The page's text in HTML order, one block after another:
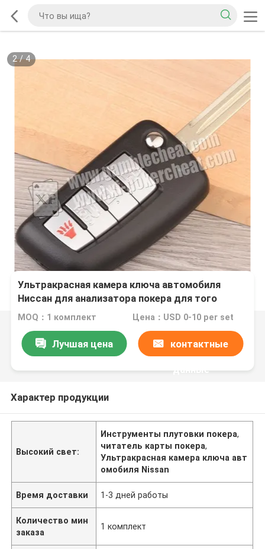
2/4
Ультракрасная камера ключа автомобиля
Ниссан для анализатора покера для того
чтобы просмотреть маркировку невидимых
MOQ：1 комплект Цена：USD 0-10 per set
Лучшая цена контактные
данные
Характер продукции
Высокий свет:
Инструменты плутовки покера,
читатель карты покера,
Ультракрасная камера ключа авт
омобиля Nissan
Время доставки 1-3 дней работы
Количество мин
заказа
1 комплект